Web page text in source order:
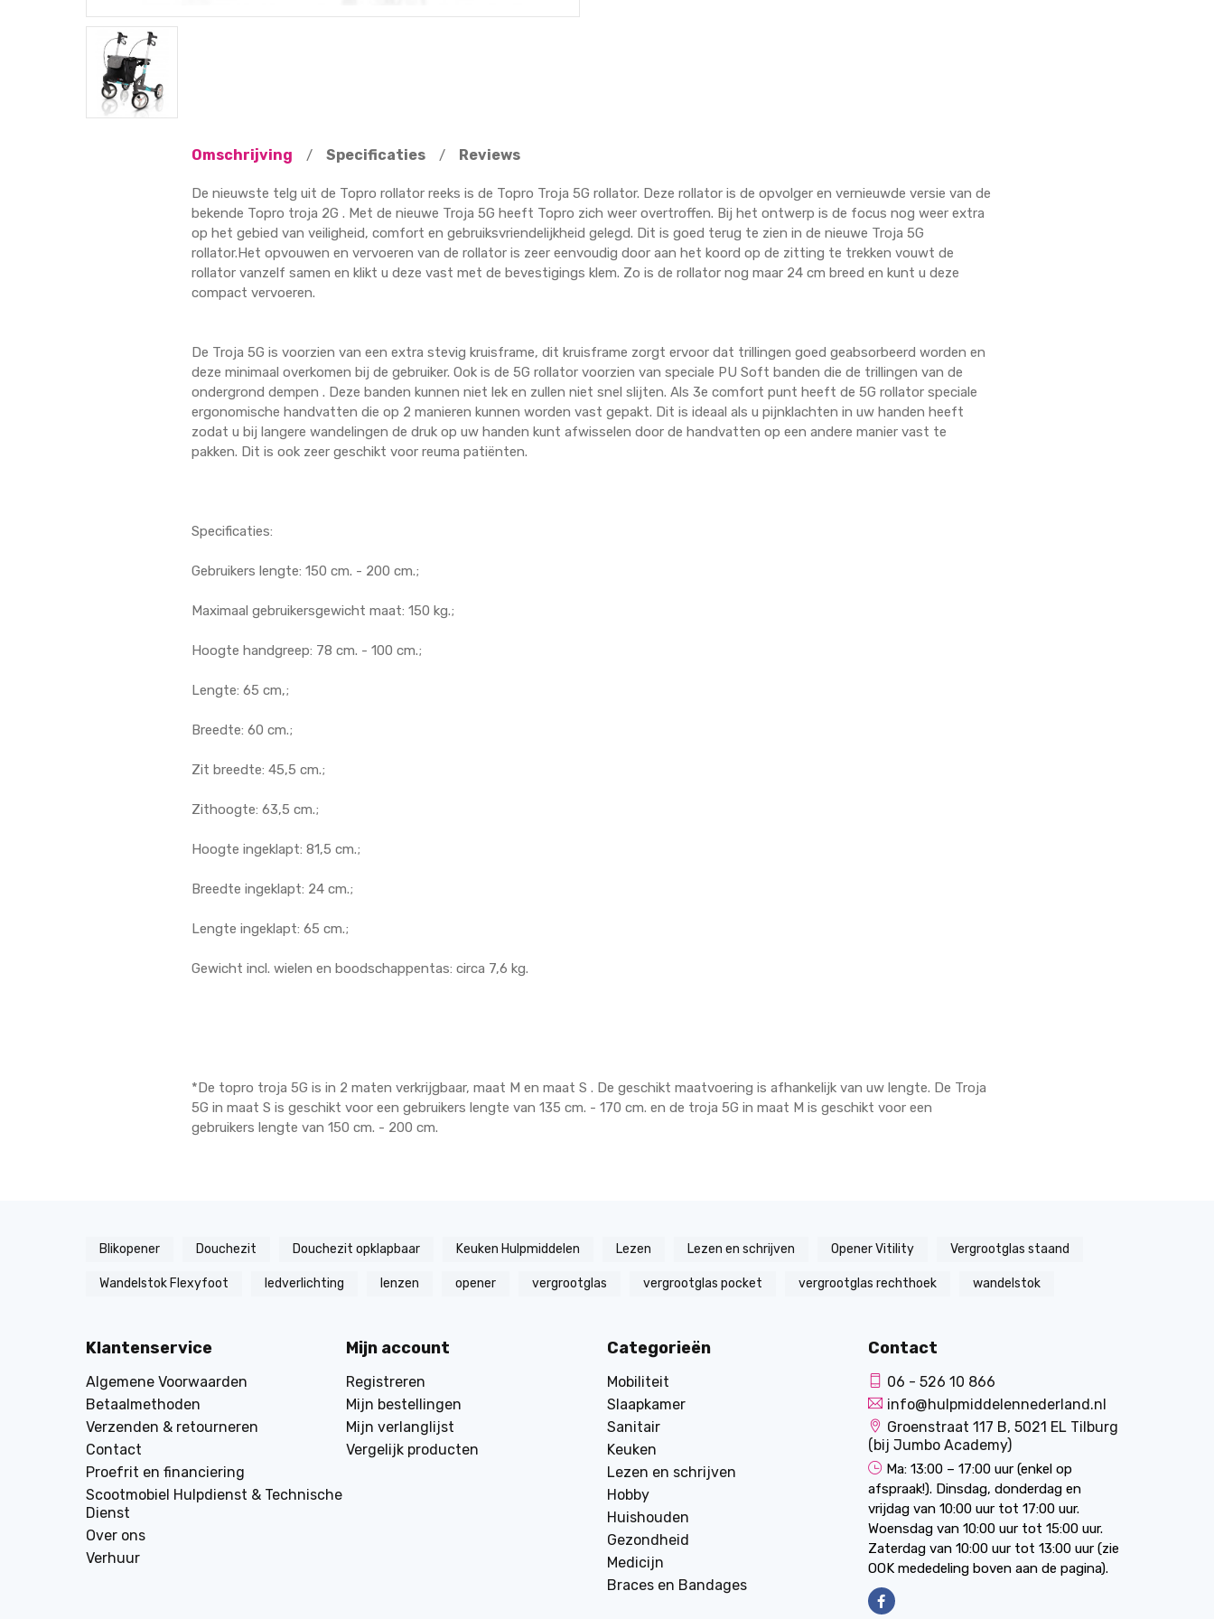
Omschrijving / Specificaties / Reviews
De nieuwste telg uit de Topro rollator reeks is de Topro Troja 5G rollator. Deze rollator is de opvolger en vernieuwde versie van de
bekende Topro troja 2G . Met de nieuwe Troja 5G heeft Topro zich weer overtroffen. Bij het ontwerp is de focus nog weer extra
op het gebied van veiligheid, comfort en gebruiksvriendelijkheid gelegd. Dit is goed terug te zien in de nieuwe Troja 5G
rollator.Het opvouwen en vervoeren van de rollator is zeer eenvoudig door aan het koord op de zitting te trekken vouwt de
rollator vanzelf samen en klikt u deze vast met de bevestigings klem. Zo is de rollator nog maar 24 cm breed en kunt u deze
compact vervoeren.
De Troja 5G is voorzien van een extra stevig kruisframe, dit kruisframe zorgt ervoor dat trillingen goed geabsorbeerd worden en
deze minimaal overkomen bij de gebruiker. Ook is de 5G rollator voorzien van speciale PU Soft banden die de trillingen van de
ondergrond dempen . Deze banden kunnen niet lek en zullen niet snel slijten. Als 3e comfort punt heeft de 5G rollator speciale
ergonomische handvatten die op 2 manieren kunnen worden vast gepakt. Dit is ideaal als u pijnklachten in uw handen heeft
zodat u bij langere wandelingen de druk op uw handen kunt afwisselen door de handvatten op een andere manier vast te
pakken. Dit is ook zeer geschikt voor reuma patiënten.
Specificaties:
Gebruikers lengte: 150 cm. - 200 cm.;
Maximaal gebruikersgewicht maat: 150 kg.;
Hoogte handgreep: 78 cm. - 100 cm.;
Lengte: 65 cm,;
Breedte: 60 cm.;
Zit breedte: 45,5 cm.;
Zithoogte: 63,5 cm.;
Hoogte ingeklapt: 81,5 cm.;
Breedte ingeklapt: 24 cm.;
Lengte ingeklapt: 65 cm.;
Gewicht incl. wielen en boodschappentas: circa 7,6 kg.
*De topro troja 5G is in 2 maten verkrijgbaar, maat M en maat S . De geschikt maatvoering is afhankelijk van uw lengte. De Troja
5G in maat S is geschikt voor een gebruikers lengte van 135 cm. - 170 cm. en de troja 5G in maat M is geschikt voor een
gebruikers lengte van 150 cm. - 200 cm.
Blikopener Douchezit Douchezit opklapbaar Keuken Hulpmiddelen Lezen Lezen en schrijven Opener Vitility Vergrootglas staand
Wandelstok Flexyfoot ledverlichting lenzen opener vergrootglas vergrootglas pocket vergrootglas rechthoek wandelstok
Klantenservice
Algemene Voorwaarden
Betaalmethoden
Verzenden & retourneren
Contact
Proefrit en financiering
Scootmobiel Hulpdienst & Technische
Dienst
Over ons
Verhuur
Mijn account
Registreren
Mijn bestellingen
Mijn verlanglijst
Vergelijk producten
Categorieën
Mobiliteit
Slaapkamer
Sanitair
Keuken
Lezen en schrijven
Hobby
Huishouden
Gezondheid
Medicijn
Braces en Bandages
Contact
06 - 526 10 866
info@hulpmiddelennederland.nl
Groenstraat 117 B, 5021 EL Tilburg
(bij Jumbo Academy)
Ma: 13:00 – 17:00 uur (enkel op
afspraak!). Dinsdag, donderdag en
vrijdag van 10:00 uur tot 17:00 uur.
Woensdag van 10:00 uur tot 15:00 uur.
Zaterdag van 10:00 uur tot 13:00 uur (zie
OOK mededeling boven aan de pagina).